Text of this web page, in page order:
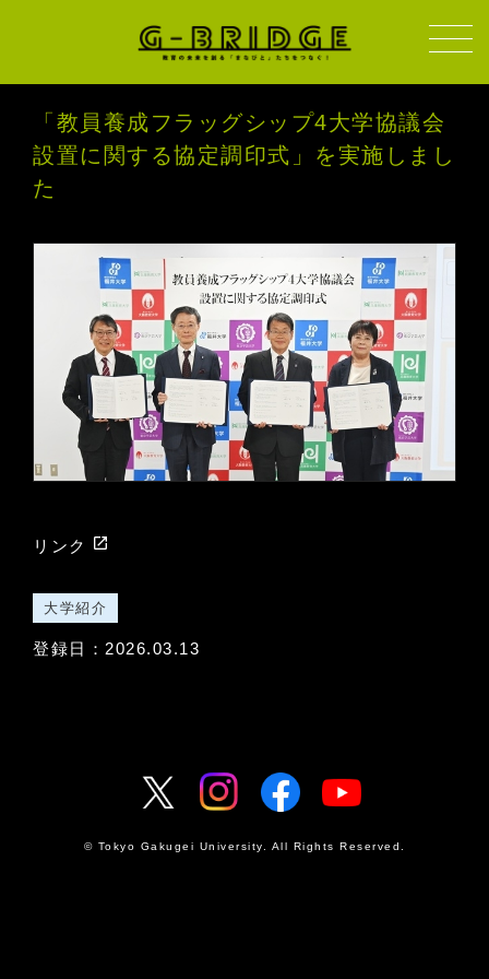
「教員養成フラッグシップ4大学協議会
設置に関する協定調印式」を実施しまし
た
リンク launch
大学紹介
登録日：2026.03.13
© Tokyo Gakugei University. All Rights Reserved.